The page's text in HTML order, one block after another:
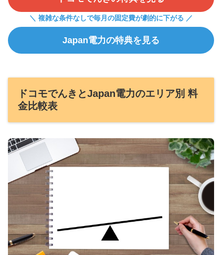
＼ 複雑な条件なしで毎月の固定費が劇的に下がる ／
Japan電力の特典を見る
ドコモでんきとJapan電力のエリア別 料
金比較表